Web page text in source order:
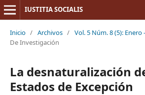
IUSTITIA SOCIALIS
Inicio / Archivos / Vol. 5 Núm. 8 (5): Enero
De Investigación
La desnaturalización
Estados de Excepción